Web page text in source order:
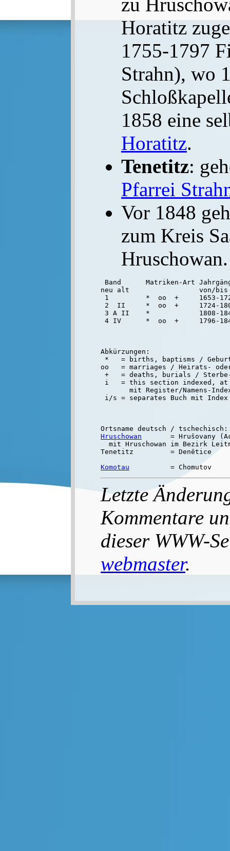
Horatitz
1755-1797
Strahn), wo
1858 eine
Horatitz.
Tenetitz:
Pfarrei
Vor 1848
zum Kreis
Hruschowan.
Band      Matriken-Art
neu alt                 von/bis
1         *  oo  +     1653-1723
2  II     *  oo  +     1724-1807
3 A II    *            1808-1842
Abkürzungen:
*   = births, baptisms /
oo   = marriages / Heirats-
+   = deaths, burials / Sterbe-
i   = this section indexed,
mit Register/Namens-
Hruschowan
= Hrušovany
mit Hruschowan im Bezirk
Tenetitz         = Denětice
Komotau
Letzte
Kommentare
dieser WWW-
webmaster.